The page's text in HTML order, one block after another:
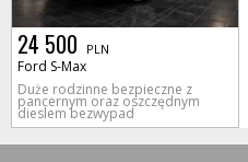
24 500 PLN
Ford S-Max
Duże rodzinne bezpieczne z
pancernym oraz oszczędnym
dieslem bezwypad